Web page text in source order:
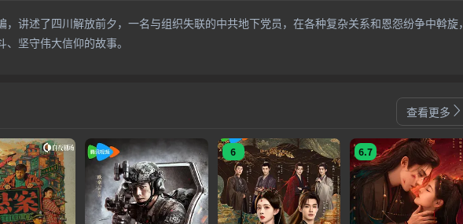
述了四川解放前夕，一名与组织失联的中共地下党员，在各种复杂关系和恩怨纷争中斡旋，
坚守伟大信仰的故事。
查看更多
6 6.7